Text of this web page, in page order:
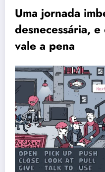
Uma jornada
desnecessária,
vale a pena